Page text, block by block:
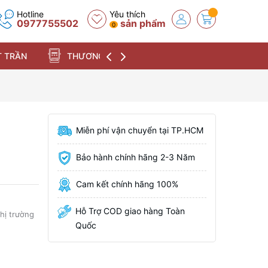
Hotline
0977755502
Yêu thích
0 sản phẩm
TRẦN THƯƠNG HIỆU
trường
Miễn phí vận chuyển tại TP.HCM
Bảo hành chính hãng 2-3 Năm
Cam kết chính hãng 100%
Hỗ Trợ COD giao hàng Toàn
Quốc